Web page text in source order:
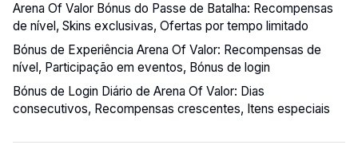
Arena Of Valor Bónus do Passe de Batalha: Recompensas
de nível, Skins exclusivas, Ofertas por tempo limitado
Bónus de Experiência Arena Of Valor: Recompensas de
nível, Participação em eventos, Bónus de login
Bónus de Login Diário de Arena Of Valor: Dias
consecutivos, Recompensas crescentes, Itens especiais